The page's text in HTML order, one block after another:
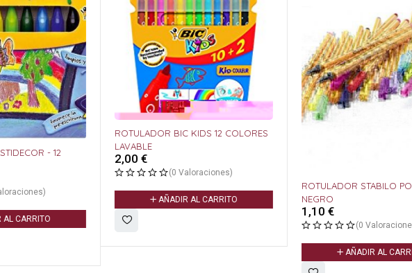
ROTULADOR BIC KIDS 12 COLORES
LAVABLE
2,00
(0 Valoraciones)
AÑADIR AL CARRITO
ROTULADOR STABILO POINT 88/46
1,10€
(0 Valoraciones)
AÑADIR AL CARRITO